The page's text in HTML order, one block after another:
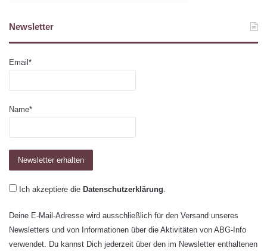
Newsletter
Email*
Name*
Ich akzeptiere die Datenschutzerklärung.
Deine E-Mail-Adresse wird ausschließlich für den Versand unseres
Newsletters und von Informationen über die Aktivitäten von ABG-Info
verwendet. Du kannst Dich jederzeit über den im Newsletter enthaltenen